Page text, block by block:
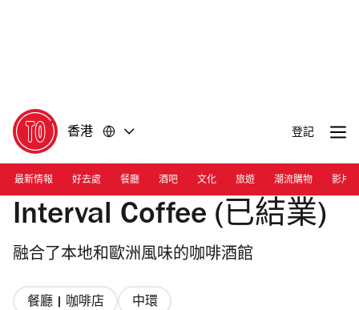
香港 登記
最新情報 好去處 餐廳 酒吧 文化 旅遊 潮流購物 影片
Interval Coffee (已結業)
融合了本地和歐洲風味的咖啡酒館
餐廳 | 咖啡店 中環